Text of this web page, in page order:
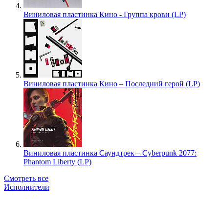
Виниловая пластинка Кино - Группа крови (LP)
Виниловая пластинка Кино – Последний герой (LP)
Виниловая пластинка Саундтрек – Cyberpunk 2077:
Phantom Liberty (LP)
Смотреть все
Исполнители